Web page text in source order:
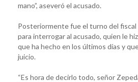
mano”, aseveró el acusado.
Posteriormente fue el turno del
para interrogar al acusado, quien le
que ha hecho en los últimos días y
juicio.
“Es hora de decirlo todo, señor